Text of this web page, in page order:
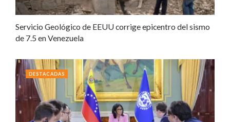
Servicio Geológico de EEUU corrige epicentro del sismo
de 7.5 en Venezuela
DESTACADAS